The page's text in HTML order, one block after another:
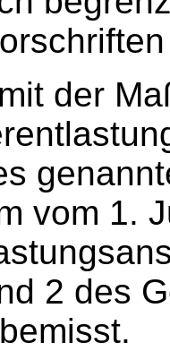
der
vom 1.
2 des